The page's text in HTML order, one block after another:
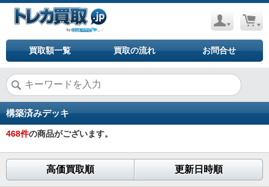
買取額一覧 買取の流れ お問合せ
構築済みデッキ
468件の商品がございます。
高価買取順 更新日時順